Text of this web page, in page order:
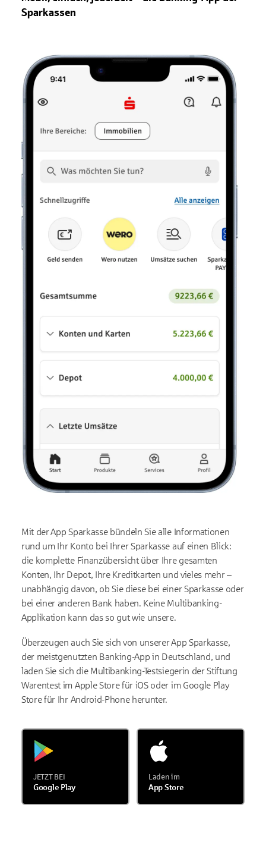
Sparkassen
Mit der App Sparkasse bündeln Sie alle Informationen
rund um Ihr Konto bei Ihrer Sparkasse auf einen Blick:
die komplette Finanzübersicht über Ihre gesamten
Konten, Ihr Depot, Ihre Kreditkarten und vieles mehr –
unabhängig davon, ob Sie diese bei einer Sparkasse oder
bei einer anderen Bank haben. Keine Multibanking-
Applikation kann das so gut wie unsere.
Überzeugen auch Sie sich von unserer App Sparkasse,
der meistgenutzten Banking-App in Deutschland, und
laden Sie sich die Multibanking-Testsiegerin der Stiftung
Warentest im Apple Store für iOS oder im Google Play
Store für Ihr Android-Phone herunter.
JETZT BEI
Google Play
Laden im
App Store